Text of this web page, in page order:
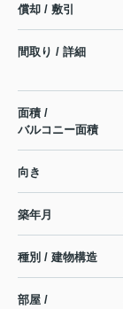
償却 / 敷引
間取り / 詳細
面積 /
バルコニー面積
向き
築年月
種別 / 建物構造
部屋 /